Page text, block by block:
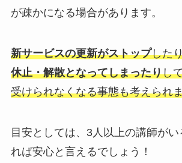
が疎かになる場合があります。
新サービスの更新がストップした
休止・解散となってしまったりし
受けられなくなる事態も考えられ
目安としては、3人以上の講師が
れば安心と言えるでしょう！